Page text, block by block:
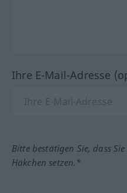
Ihre E-Mail-Adresse
Bitte bestätigen Sie, dass
Häkchen setzen.*